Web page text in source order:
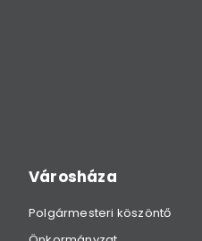
Városháza
Polgármesteri köszöntő